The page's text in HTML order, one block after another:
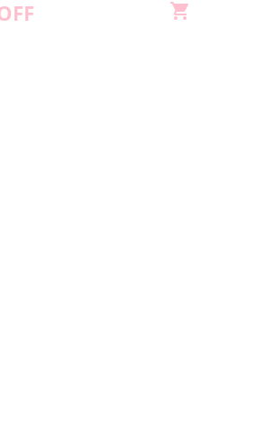
shopping_cart